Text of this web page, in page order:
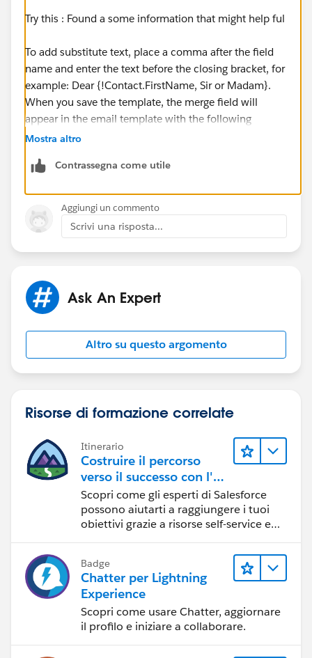
Try this : Found a some information that might help ful
To add substitute text, place a comma after the field
name and enter the text before the closing bracket, for
example: Dear {!Contact.FirstName, Sir or Madam}.
When you save the template, the merge field will
appear in the email template with the following
syntax: Dear {!NullValue(Contact.FirstName, "Sir or
Mostra altro
Contrassegna come utile
Aggiungi un commento
Scrivi una risposta...
Ask An Expert
Altro su questo argomento
Risorse di formazione correlate
Itinerario
Costruire il percorso
verso il successo con l'IA
con Salesforce
Scopri come gli esperti di Salesforce
possono aiutarti a raggiungere i tuoi
obiettivi grazie a risorse self-service e
Badge
Chatter per Lightning
Experience
Scopri come usare Chatter, aggiornare
il profilo e iniziare a collaborare.